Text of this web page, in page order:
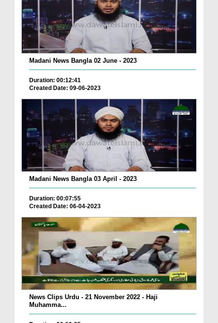
Madani News Bangla 02 June - 2023
Duration: 00:12:41
Created Date: 09-06-2023
Madani News Bangla 03 April - 2023
Duration: 00:07:55
Created Date: 06-04-2023
News Clips Urdu - 21 November 2022 - Haji
Muhamma...